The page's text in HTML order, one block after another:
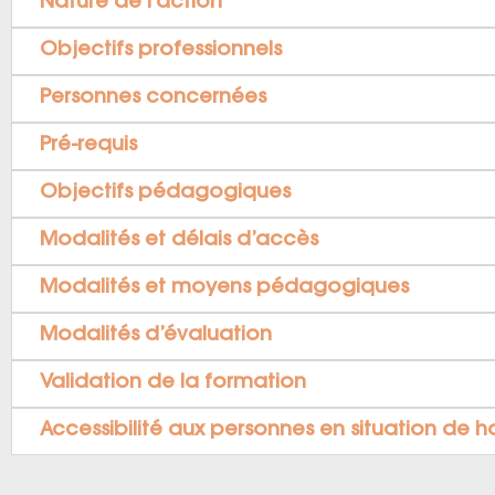
Objectifs professionnels
Personnes concernées
Pré-requis
Objectifs pédagogiques
Modalités et délais d’accès
Modalités et moyens pédagogiques
Modalités d’évaluation
Validation de la formation
Accessibilité aux personnes en situation de